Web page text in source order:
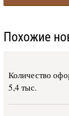
Похожие
Количество
5,4 тыс.